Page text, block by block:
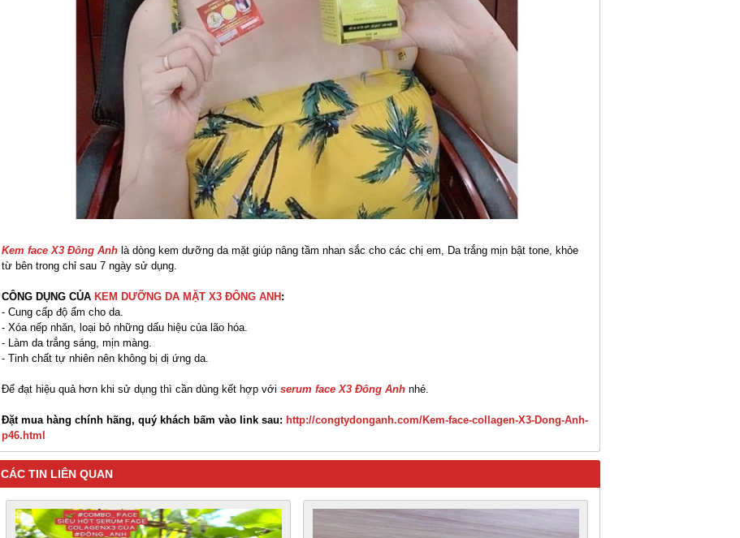
Kem face X3 Đông Anh là dòng kem dưỡng da mặt giúp nâng tầm nhan sắc cho các chị em, Da trắng mịn bật tone, khỏe
từ bên trong chỉ sau 7 ngày sử dụng.
CÔNG DỤNG CỦA KEM DƯỠNG DA MẶT X3 ĐÔNG ANH :
- Cung cấp độ ẩm cho da.
- Xóa nếp nhăn, loại bỏ những dấu hiệu của lão hóa.
- Làm da trắng sáng, mịn màng.
- Tinh chất tự nhiên nên không bị dị ứng da.
Để đạt hiệu quả hơn khi sử dụng thì cần dùng kết hợp với serum face X3 Đông Anh nhé.
Đặt mua hàng chính hãng, quý khách bấm vào link sau: http://congtydonganh.com/Kem-face-collagen-X3-Dong-Anh-
p46.html
CÁC TIN LIÊN QUAN